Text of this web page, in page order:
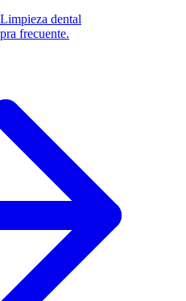
Limpieza dental
frecuente.